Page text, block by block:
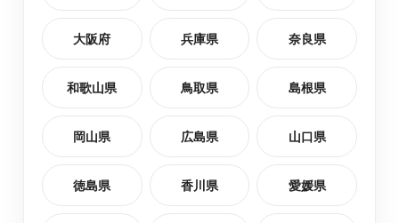
大阪府 兵庫県 奈良県
和歌山県 鳥取県 島根県
岡山県 広島県 山口県
徳島県 香川県 愛媛県